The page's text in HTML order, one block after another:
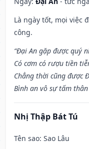
Là ngày tốt, mọi việc
công.
“Đại An gặp được quý
Có cơm có rượu tiền
Chẳng thời cũng được
Bình an vô sự tấm
Nhị Thập Bát Tú
Tên sao: Sao Lâu